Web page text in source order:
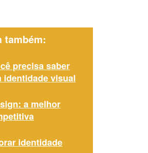
também:
precisa saber
identidade visual
a melhor
identidade